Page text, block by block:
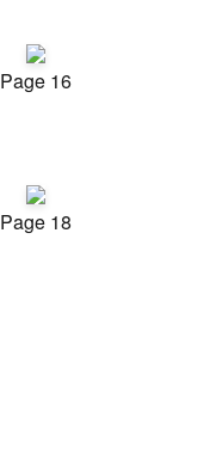
Page 16
Page 18